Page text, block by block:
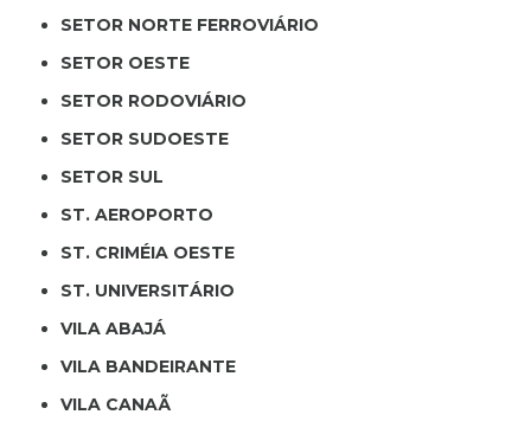
SETOR NORTE FERROVIÁRIO
SETOR OESTE
SETOR RODOVIÁRIO
SETOR SUDOESTE
SETOR SUL
ST. AEROPORTO
ST. CRIMÉIA OESTE
ST. UNIVERSITÁRIO
VILA ABAJÁ
VILA BANDEIRANTE
VILA CANAÃ